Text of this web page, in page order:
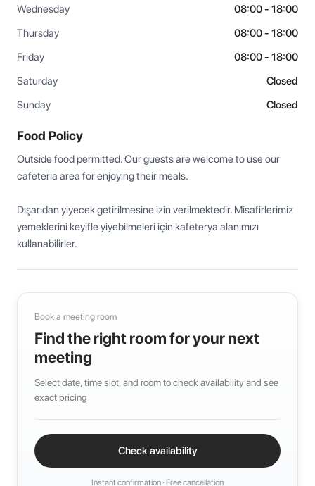
Wednesday
08:00 - 18:00
Thursday
08:00 - 18:00
Friday
08:00 - 18:00
Saturday
Closed
Sunday
Closed
Food Policy
Outside food permitted. Our guests are welcome to use our
cafeteria area for enjoying their meals.
Dışarıdan yiyecek getirilmesine izin verilmektedir. Misafirlerimiz
yemeklerini keyifle yiyebilmeleri için kafeterya alanımızı
kullanabilirler.
Book a meeting room
Find the right room for your next
meeting
Select date, time slot, and room to check availability and see
exact pricing
Check availability
Instant confirmation · Free cancellation